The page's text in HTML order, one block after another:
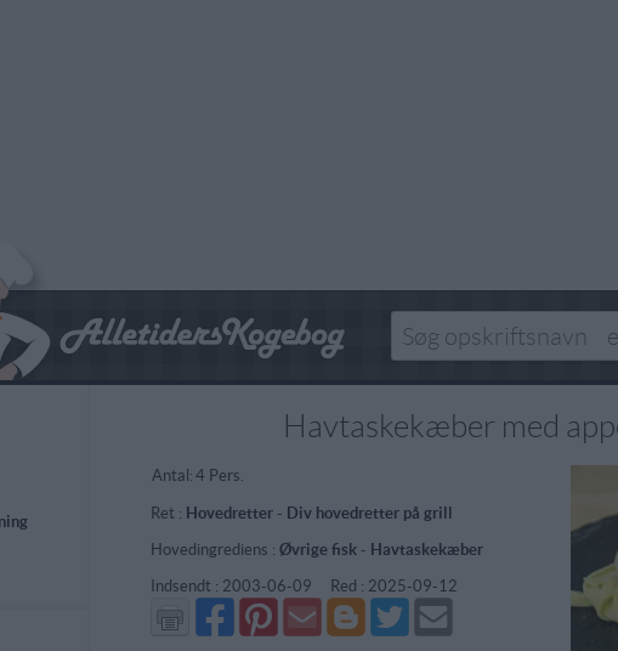
Havtaskekæber med
Antal: 4 Pers.
Ret : Hovedretter- Div hovedretter på grill
Hovedingrediens : Øvrige fisk- Havtaskekæber
Indsendt : 2003-06-09 Red : 2025-09-12
Del
på
Facebook
Del
på
Pinterest
Send
via
GMail
Del
på
Blogger
Del
på
Twitter
Send
mail